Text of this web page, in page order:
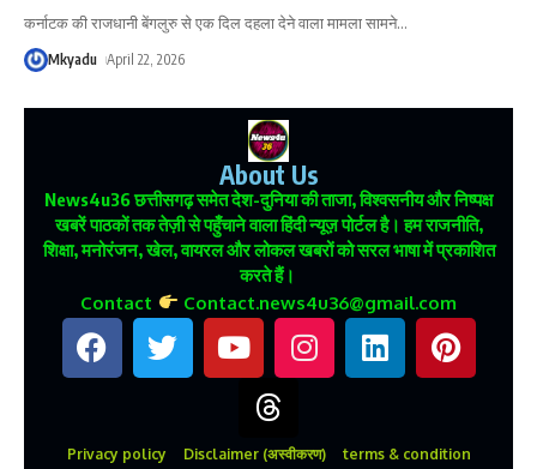
कर्नाटक की राजधानी बेंगलुरु से एक दिल दहला देने वाला मामला सामने…
Mkyadu April 22, 2026
About Us
News4u36छत्तीसगढ़ समेत देश-दुनिया की ताजा, विश्वसनीय और निष्पक्ष
खबरें पाठकों तक तेज़ी से पहुँचाने वाला हिंदी न्यूज़ पोर्टल है। हम राजनीति,
शिक्षा, मनोरंजन, खेल, वायरल और लोकल खबरों को सरल भाषा में प्रकाशित
करते हैं।
Contact Contact.news4u36@gmail.com
Privacy policy Disclaimer (अस्वीकरण) terms & condition